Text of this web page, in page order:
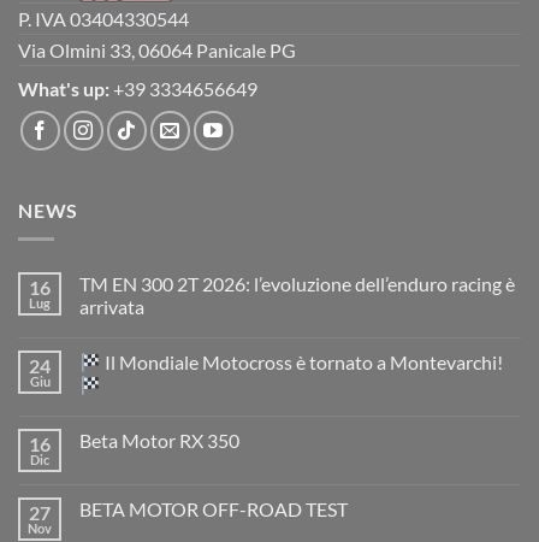
P. IVA 03404330544
Via Olmini 33, 06064 Panicale PG
What's up: +39 3334656649
NEWS
16
Lug
TM EN 300 2T 2026: l’evoluzione dell’enduro racing è
arrivata
su
TM
EN
2026:
è
arrivata
24
Giu
Il Mondiale Motocross è tornato a Montevarchi!
su
Motocross
è
16
Dic
Beta Motor RX 350
Beta
27
Nov
BETA MOTOR OFF-ROAD TEST